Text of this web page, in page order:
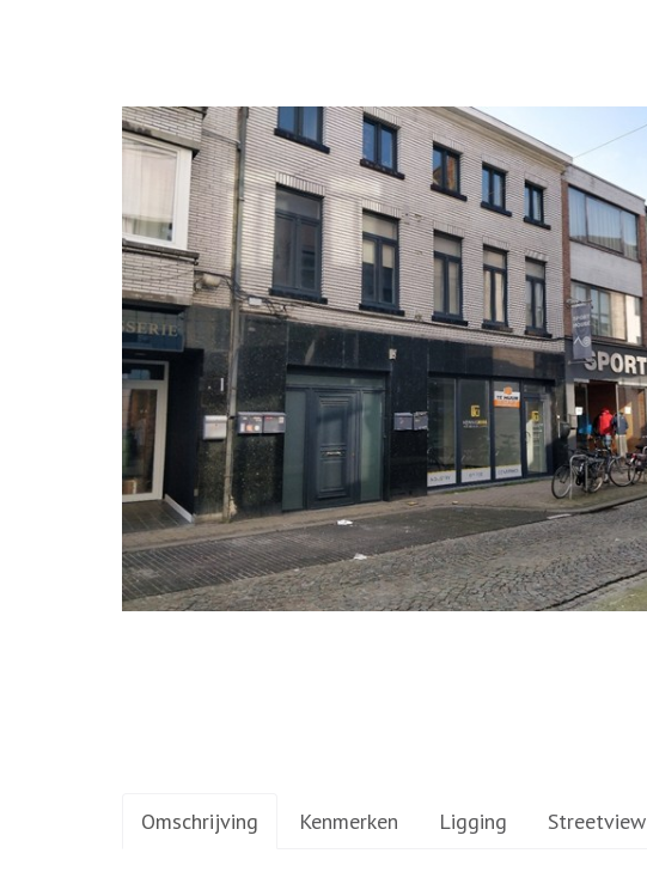
Omschrijving Kenmerken Ligging Streetview